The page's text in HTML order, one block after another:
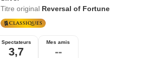
Titre original Reversal of Fortune
Spectateurs
3,7
Mes amis
--